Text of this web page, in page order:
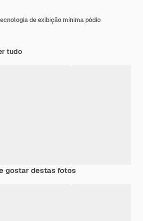
de exibição mínima pódio
tudo
gostar destas fotos